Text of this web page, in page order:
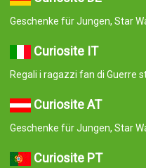
Geschenke für Jungen, Star
Curiosite IT
Regali i ragazzi fan di Guerre
Curiosite AT
Geschenke für Jungen, Star
Curiosite PT